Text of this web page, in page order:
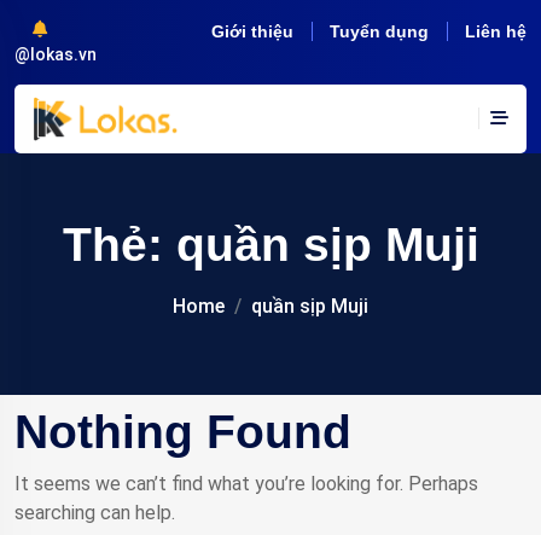
@lokas.vn
Giới thiệu Tuyển dụng Liên hệ
Thẻ: quần sịp Muji
Home quần sịp Muji
Nothing Found
It seems we can’t find what you’re looking for. Perhaps
searching can help.